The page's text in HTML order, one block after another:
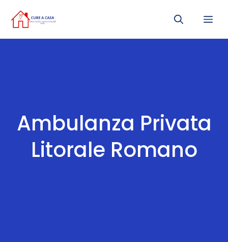
Ambulanza Privata
Litorale Romano